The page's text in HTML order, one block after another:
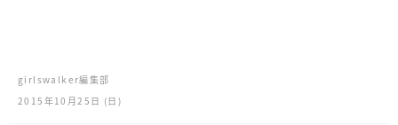
girlswalker編集部
2015年10月25日 (日)